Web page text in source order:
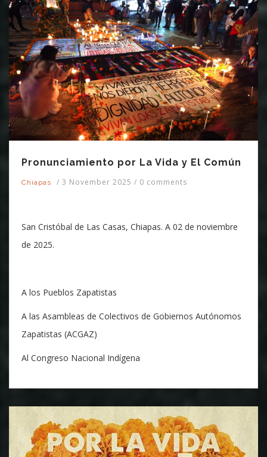
Pronunciamiento por La Vida y El Común
Chiapas / 3 November 2025 / 0 comments
San Cristóbal de Las Casas, Chiapas. A 02 de noviembre
de 2025.
A los Pueblos Zapatistas
A las Asambleas de Colectivos de Gobiernos Autónomos
Zapatistas (ACGAZ)
Al Congreso Nacional Indígena